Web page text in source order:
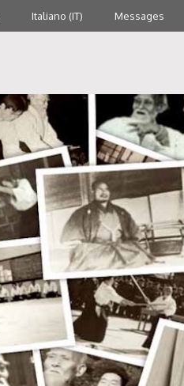
Italiano (IT) Messages